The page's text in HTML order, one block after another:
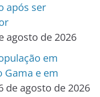
após ser
agosto de 2026
em
Gama e em
de agosto de 2026